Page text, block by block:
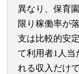
異なり、保育
限り稼働率が
支は比較的安
て利用者1人当
れる収入だけ